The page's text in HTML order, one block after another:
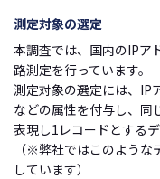
測定対象の選定
本調査では、国内のIP
路測定を行っています。
測定対象の選定には、IP
などの属性を付与し、同
表現し1レコードとする
（※弊社ではこのような
しています）